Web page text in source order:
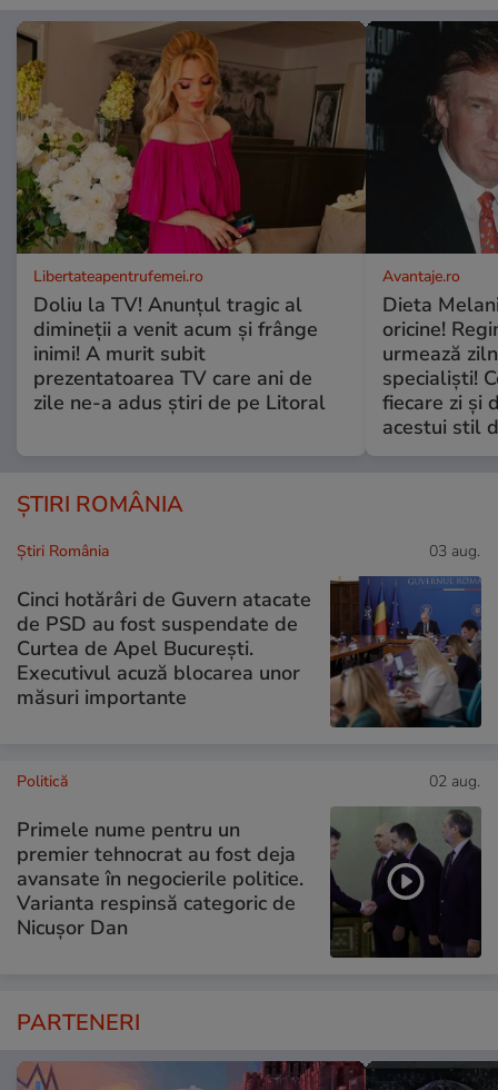
Libertateapentrufemei.ro
Doliu la TV! Anunțul tragic al
dimineții a venit acum și frânge
inimi! A murit subit
prezentatoarea TV care ani de
zile ne-a adus știri de pe Litoral
Avantaje.ro
Dieta
oricine!
urmează
specialiști!
fiecare zi și
acestui stil
ȘTIRI ROMÂNIA
Știri România 03 aug.
Cinci hotărâri de Guvern atacate
de PSD au fost suspendate de
Curtea de Apel București.
Executivul acuză blocarea unor
măsuri importante
Politică 02 aug.
Primele nume pentru un
premier tehnocrat au fost deja
avansate în negocierile politice.
Varianta respinsă categoric de
Nicușor Dan
PARTENERI